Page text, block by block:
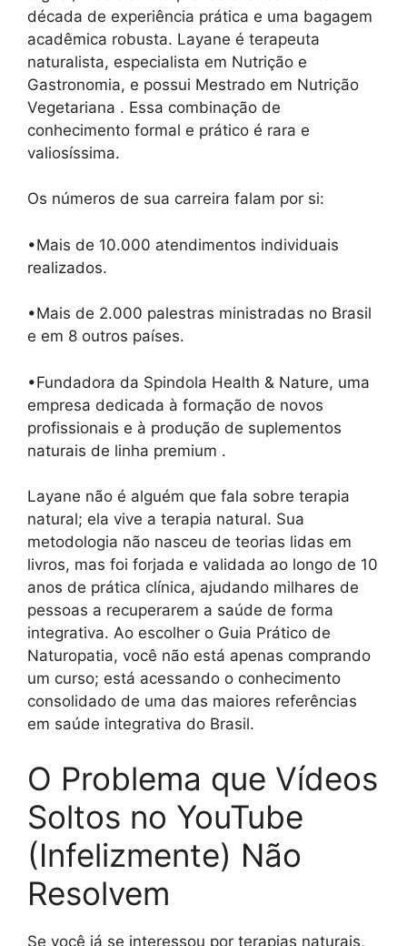
década de experiência prática e uma bagagem
acadêmica robusta. Layane é terapeuta
naturalista, especialista em Nutrição e
Gastronomia, e possui Mestrado em Nutrição
Vegetariana . Essa combinação de
conhecimento formal e prático é rara e
valiosíssima.
Os números de sua carreira falam por si:
•Mais de 10.000 atendimentos individuais
realizados.
•Mais de 2.000 palestras ministradas no Brasil
e em 8 outros países.
•Fundadora da Spindola Health & Nature, uma
empresa dedicada à formação de novos
profissionais e à produção de suplementos
naturais de linha premium .
Layane não é alguém que fala sobre terapia
natural; ela vive a terapia natural. Sua
metodologia não nasceu de teorias lidas em
livros, mas foi forjada e validada ao longo de 10
anos de prática clínica, ajudando milhares de
pessoas a recuperarem a saúde de forma
integrativa. Ao escolher o Guia Prático de
Naturopatia, você não está apenas comprando
um curso; está acessando o conhecimento
consolidado de uma das maiores referências
em saúde integrativa do Brasil.
O Problema que Vídeos
Soltos no YouTube
(Infelizmente) Não
Resolvem
Se você já se interessou por terapias naturais,